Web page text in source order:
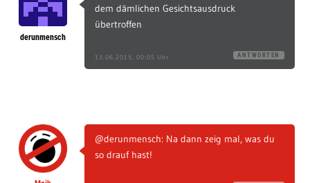
derunmensch
dem dämlichen Gesichtsausdruck
übertroffen
13.06.2015, 00:05 Uhr ANTWORTEN
@derunmensch: Na dann zeig mal, was du
so drauf hast!